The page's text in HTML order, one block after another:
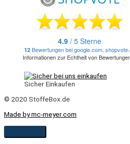
Sicher Einkaufen
© 2020 StoffeBox.de
Made by mc-meyer.com